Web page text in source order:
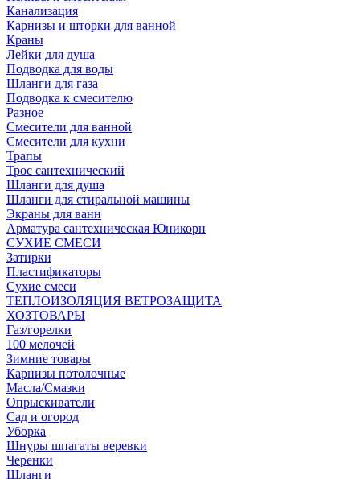
Канализация
Карнизы и шторки для ванной
Краны
Лейки для душа
Подводка для воды
Шланги для газа
Подводка к смесителю
Разное
Смесители для ванной
Смесители для кухни
Трапы
Трос сантехнический
Шланги для душа
Шланги для стиральной машины
Экраны для ванн
Арматура сантехническая Юникорн
СУХИЕ СМЕСИ
Затирки
Пластификаторы
Сухие смеси
ТЕПЛОИЗОЛЯЦИЯ ВЕТРОЗАЩИТА
ХОЗТОВАРЫ
Газ/горелки
100 мелочей
Зимние товары
Карнизы потолочные
Масла/Смазки
Опрыскиватели
Сад и огород
Уборка
Шнуры шпагаты веревки
Черенки
Шланги